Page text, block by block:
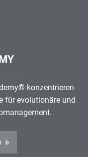
konzentrieren
für evolutionäre und
.